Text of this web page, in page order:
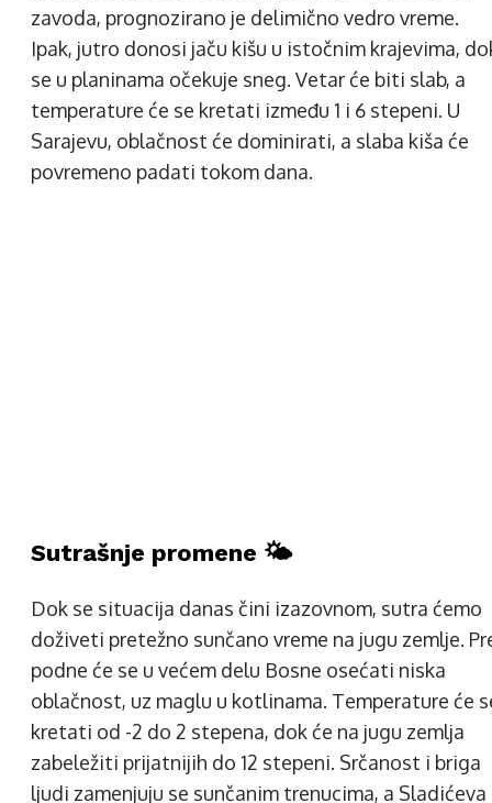
zavoda, prognozirano je delimično vedro vreme.
Ipak, jutro donosi jaču kišu u istočnim krajevima,
se u planinama očekuje sneg. Vetar će biti slab, a
temperature će se kretati između 1 i 6 stepeni. U
Sarajevu, oblačnost će dominirati, a slaba kiša će
povremeno padati tokom dana.
Sutrašnje promene 🌤️
Dok se situacija danas čini izazovnom, sutra ćemo
doživeti pretežno sunčano vreme na jugu zemlje.
podne će se u većem delu Bosne osećati niska
oblačnost, uz maglu u kotlinama. Temperature će
kretati od -2 do 2 stepena, dok će na jugu zemlja
zabeležiti prijatnijih do 12 stepeni. Srčanost i briga
ljudi zamenjuju se sunčanim trenucima, a Sladićeva